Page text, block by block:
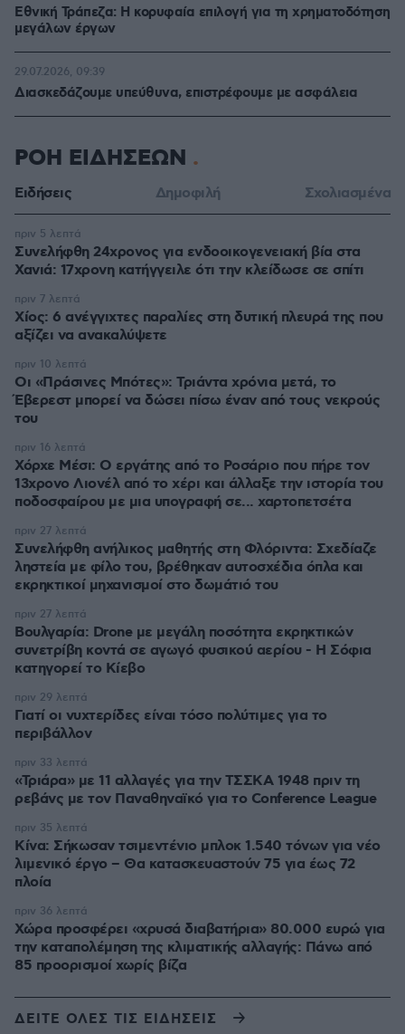
Εθνική Τράπεζα: Η κορυφαία επιλογή για τη χρηματοδότηση
μεγάλων έργων
Διασκεδάζουμε υπεύθυνα, επιστρέφουμε με ασφάλεια
29.07.2026, 09:39
ΡΟΗ ΕΙΔΗΣΕΩΝ
Ειδήσεις Δημοφιλή Σχολιασμένα
Συνελήφθη 24χρονος για ενδοοικογενειακή βία στα
Χανιά: 17χρονη κατήγγειλε ότι την κλείδωσε σε σπίτι
πριν 5 λεπτά
Χίος: 6 ανέγγιχτες παραλίες στη δυτική πλευρά της που
αξίζει να ανακαλύψετε
πριν 7 λεπτά
Οι «Πράσινες Μπότες»: Τριάντα χρόνια μετά, το
Έβερεστ μπορεί να δώσει πίσω έναν από τους νεκρούς
του
πριν 10 λεπτά
Χόρχε Μέσι: Ο εργάτης από το Ροσάριο που πήρε τον
13χρονο Λιονέλ από το χέρι και άλλαξε την ιστορία του
ποδοσφαίρου με μια υπογραφή σε... χαρτοπετσέτα
πριν 16 λεπτά
Συνελήφθη ανήλικος μαθητής στη Φλόριντα: Σχεδίαζε
ληστεία με φίλο του, βρέθηκαν αυτοσχέδια όπλα και
εκρηκτικοί μηχανισμοί στο δωμάτιό του
πριν 27 λεπτά
Βουλγαρία: Drone με μεγάλη ποσότητα εκρηκτικών
συνετρίβη κοντά σε αγωγό φυσικού αερίου - Η Σόφια
κατηγορεί το Κίεβο
πριν 27 λεπτά
Γιατί οι νυχτερίδες είναι τόσο πολύτιμες για το
περιβάλλον
πριν 29 λεπτά
«Τριάρα» με 11 αλλαγές για την ΤΣΣΚΑ 1948 πριν τη
ρεβάνς με τον Παναθηναϊκό για το Conference League
πριν 33 λεπτά
Κίνα: Σήκωσαν τσιμεντένιο μπλοκ 1.540 τόνων για νέο
λιμενικό έργο – Θα κατασκευαστούν 75 για έως 72
πλοία
πριν 35 λεπτά
Χώρα προσφέρει «χρυσά διαβατήρια» 80.000 ευρώ για
την καταπολέμηση της κλιματικής αλλαγής: Πάνω από
85 προορισμοί χωρίς βίζα
πριν 36 λεπτά
ΔΕΙΤΕ ΟΛΕΣ ΤΙΣ ΕΙΔΗΣΕΙΣ